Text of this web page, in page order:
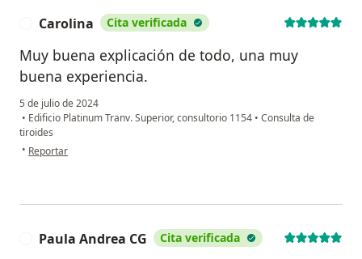
Carolina Cita verificada
Muy buena explicación de todo, una muy
buena experiencia.
5 de julio de 2024
• Edificio Platinum Tranv. Superior, consultorio 1154 • Consulta de
tiroides
• en opinión del usuario Carolina
Reportar
Paula Andrea CG Cita verificada